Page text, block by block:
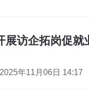
访企拓岗促就
年11月06日 14:17